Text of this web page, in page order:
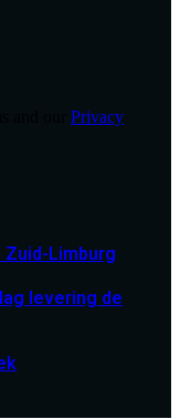
Privacy
Limburg
levering de